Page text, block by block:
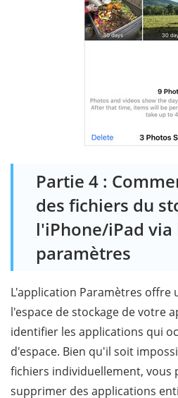
Partie 4 :
des fichiers du
l'iPhone/iPad via
paramètres
L'application Paramètres offre
l'espace de stockage de votre
identifier les applications qui
d'espace. Bien qu'il soit
fichiers individuellement, vous
supprimer des applications